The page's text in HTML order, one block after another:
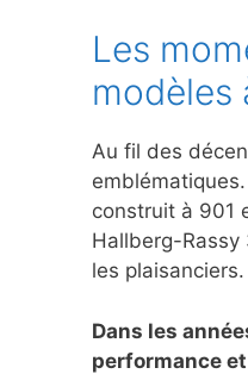
Les
modèles
Au fil des
construit à 901
Hallberg-Rassy
les plaisanciers.
Dans les
performance